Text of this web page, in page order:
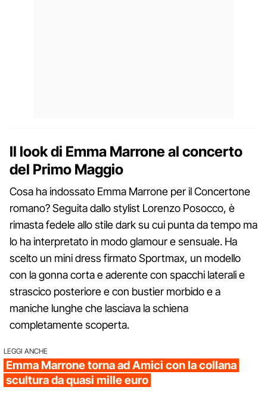
Il look di Emma Marrone al concerto
del Primo Maggio
Cosa ha indossato Emma Marrone per il Concertone
romano? Seguita dallo stylist Lorenzo Posocco, è
rimasta fedele allo stile dark su cui punta da tempo ma
lo ha interpretato in modo glamour e sensuale. Ha
scelto un mini dress firmato Sportmax, un modello
con la gonna corta e aderente con spacchi laterali e
strascico posteriore e con bustier morbido e a
maniche lunghe che lasciava la schiena
completamente scoperta.
LEGGI ANCHE
Emma Marrone torna ad Amici con la collana
scultura da quasi mille euro